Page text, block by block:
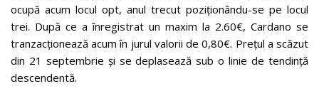
ocupă acum locul opt, anul trecut poziționându-se pe locul
trei. După ce a înregistrat un maxim la 2.60€, Cardano se
tranzacționează acum în jurul valorii de 0,80€. Prețul a scăzut
din 21 septembrie și se deplasează sub o linie de tendință
descendentă.